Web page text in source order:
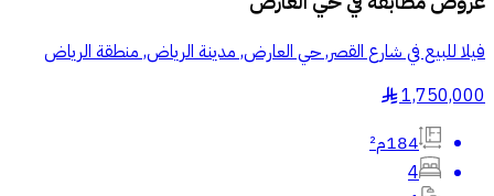
فيلا للبيع في شارع القصر, حي العارض, مدينة الرياض, منطقة الرياض
1,750,000
§
184م²
4